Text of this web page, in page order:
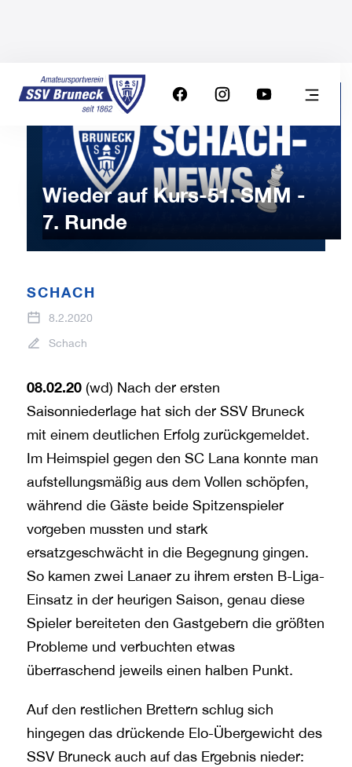
Wieder auf Kurs-51. SMM -
7. Runde
SCHACH
8.2.2020
Schach
08.02.20(wd) Nach der ersten
Saisonniederlage hat sich der SSV Bruneck
mit einem deutlichen Erfolg zurückgemeldet.
Im Heimspiel gegen den SC Lana konnte man
aufstellungsmäßig aus dem Vollen schöpfen,
während die Gäste beide Spitzenspieler
vorgeben mussten und stark
ersatzgeschwächt in die Begegnung gingen.
So kamen zwei Lanaer zu ihrem ersten B-Liga-
Einsatz in der heurigen Saison, genau diese
Spieler bereiteten den Gastgebern die größten
Probleme und verbuchten etwas
überraschend jeweils einen halben Punkt.
Auf den restlichen Brettern schlug sich
hingegen das drückende Elo-Übergewicht des
SSV Bruneck auch auf das Ergebnis nieder: